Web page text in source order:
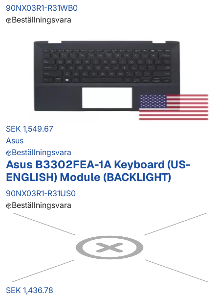
90NX03R1-R31WB0
Beställningsvara
SEK 1,549.67
Asus
Beställningsvara
Asus B3302FEA-1A Keyboard (US-
ENGLISH) Module (BACKLIGHT)
90NX03R1-R31US0
Beställningsvara
SEK 1,436.78